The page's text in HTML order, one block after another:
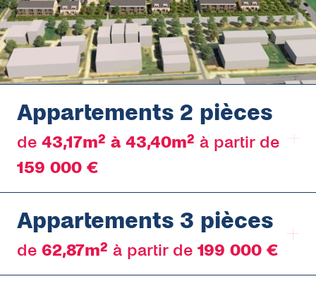
Appartements 2 pièces
de 43,17m² à 43,40m² à partir de
159 000 €
43,17m²
159 000€
Appartements 3 pièces
de 62,87m² à partir de 199 000 €